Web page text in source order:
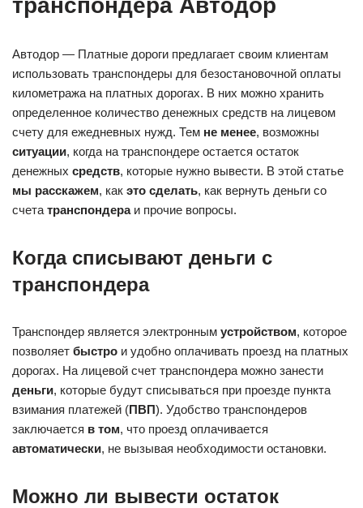
Автодор — Платные дороги предлагает своим клиентам
использовать транспондеры для безостановочной оплаты
километража на платных дорогах. В них можно хранить
определенное количество денежных средств на лицевом
счету для ежедневных нужд. Тем не менее, возможны
ситуации, когда на транспондере остается остаток
денежных средств, которые нужно вывести. В этой статье
мы расскажем, как это сделать, как вернуть деньги со
счета транспондераи прочие вопросы.
Когда списывают деньги с
транспондера
Транспондер является электронным устройством, которое
позволяет быстро и удобно оплачивать проезд на платных
дорогах. На лицевой счет транспондера можно занести
деньги, которые будут списываться при проезде пункта
взимания платежей (ПВП). Удобство транспондеров
заключается в том, что проезд оплачивается
автоматически, не вызывая необходимости остановки.
Можно ли вывести остаток